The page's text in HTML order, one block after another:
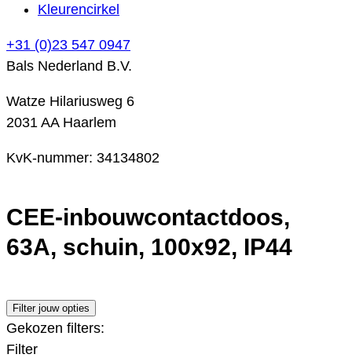
Kleurencirkel
+31 (0)23 547 0947
Bals Nederland B.V.
Watze Hilariusweg 6
2031 AA Haarlem
KvK-nummer: 34134802
CEE-inbouwcontactdoos,
63A, schuin, 100x92, IP44
Filter jouw opties
Gekozen filters:
Filter